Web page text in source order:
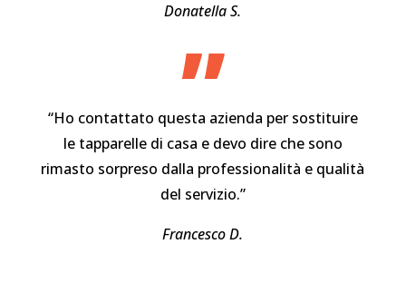
Donatella S.
”
“Ho contattato questa azienda per sostituire
le tapparelle di casa e devo dire che sono
rimasto sorpreso dalla professionalità e qualità
del servizio.”
Francesco D.